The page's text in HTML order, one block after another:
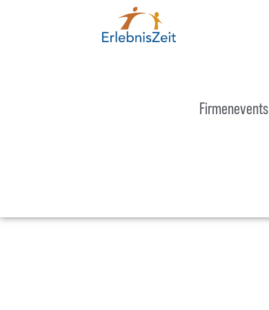
Firmenevents